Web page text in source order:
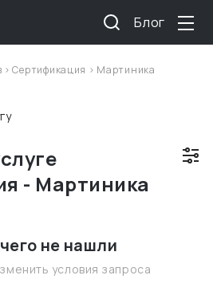
Блог
>Сертификация > Мартиника
- Мартиника
не нашли
условия запроса